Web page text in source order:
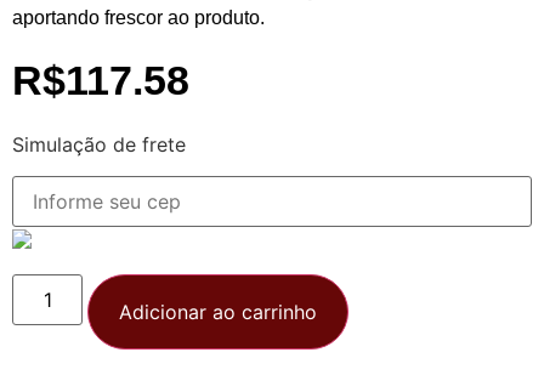
aportando frescor ao produto.
R$117.58
Simulação de frete
Adicionar ao carrinho